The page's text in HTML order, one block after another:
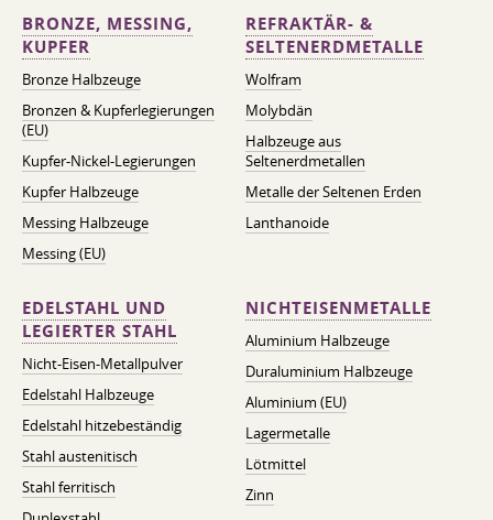
BRONZE, MESSING,
KUPFER
Bronze Halbzeuge
Bronzen & Kupferlegierungen
(EU)
Kupfer-Nickel-Legierungen
Kupfer Halbzeuge
Messing Halbzeuge
Messing (EU)
REFRAKTÄR- &
SELTENERDMETALLE
Wolfram
Molybdän
Halbzeuge aus
Seltenerdmetallen
Metalle der Seltenen Erden
Lanthanoide
EDELSTAHL UND
LEGIERTER STAHL
Nicht-Eisen-Metallpulver
Edelstahl Halbzeuge
Edelstahl hitzebeständig
Stahl austenitisch
Stahl ferritisch
NICHTEISENMETALLE
Aluminium Halbzeuge
Duraluminium Halbzeuge
Aluminium (EU)
Lagermetalle
Lötmittel
Zinn